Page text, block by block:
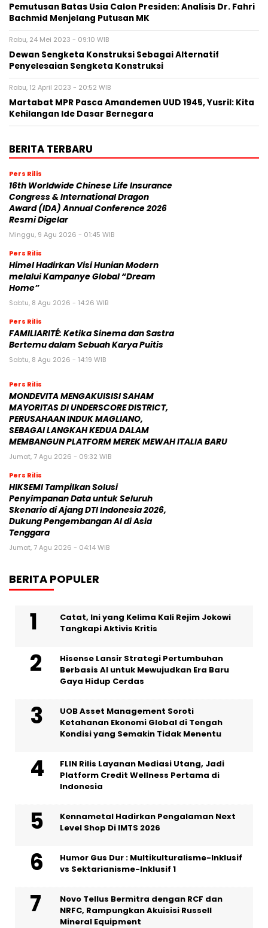
Pemutusan Batas Usia Calon Presiden: Analisis Dr. Fahri
Bachmid Menjelang Putusan MK
Rabu, 24 Mei 2023 - 09:10 WIB
Dewan Sengketa Konstruksi Sebagai Alternatif
Penyelesaian Sengketa Konstruksi
Rabu, 12 April 2023 - 20:52 WIB
Martabat MPR Pasca Amandemen UUD 1945, Yusril: Kita
Kehilangan Ide Dasar Bernegara
BERITA TERBARU
Pers Rilis
16th Worldwide Chinese Life Insurance
Congress & International Dragon
Award (IDA) Annual Conference 2026
Resmi Digelar
Minggu, 9 Agu 2026 - 01:45 WIB
Pers Rilis
Himel Hadirkan Visi Hunian Modern
melalui Kampanye Global “Dream
Home”
Sabtu, 8 Agu 2026 - 14:26 WIB
Pers Rilis
FAMILIARITÉ: Ketika Sinema dan Sastra
Bertemu dalam Sebuah Karya Puitis
Sabtu, 8 Agu 2026 - 14:19 WIB
Pers Rilis
MONDEVITA MENGAKUISISI SAHAM
MAYORITAS DI UNDERSCORE DISTRICT,
PERUSAHAAN INDUK MAGLIANO,
SEBAGAI LANGKAH KEDUA DALAM
MEMBANGUN PLATFORM MEREK MEWAH ITALIA BARU
Jumat, 7 Agu 2026 - 09:32 WIB
Pers Rilis
HIKSEMI Tampilkan Solusi
Penyimpanan Data untuk Seluruh
Skenario di Ajang DTI Indonesia 2026,
Dukung Pengembangan AI di Asia
Tenggara
Jumat, 7 Agu 2026 - 04:14 WIB
BERITA POPULER
Catat, Ini yang Kelima Kali Rejim Jokowi
Tangkapi Aktivis Kritis
Hisense Lansir Strategi Pertumbuhan
Berbasis AI untuk Mewujudkan Era Baru
Gaya Hidup Cerdas
UOB Asset Management Soroti
Ketahanan Ekonomi Global di Tengah
Kondisi yang Semakin Tidak Menentu
FLIN Rilis Layanan Mediasi Utang, Jadi
Platform Credit Wellness Pertama di
Indonesia
Kennametal Hadirkan Pengalaman Next
Level Shop Di IMTS 2026
Humor Gus Dur : Multikulturalisme-Inklusif
vs Sektarianisme-Inklusif 1
Novo Tellus Bermitra dengan RCF dan
NRFC, Rampungkan Akuisisi Russell
Mineral Equipment